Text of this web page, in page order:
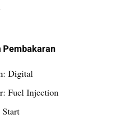
Pembakaran
Digital
Fuel Injection